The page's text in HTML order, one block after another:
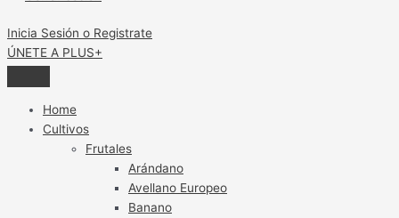
Inicia Sesión o Registrate
ÚNETE A PLUS+
Home
Cultivos
Frutales
Arándano
Avellano Europeo
Banano